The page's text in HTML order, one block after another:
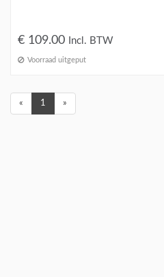
€ 109.00 Incl. BTW
Voorraad uitgeput
« 1 »